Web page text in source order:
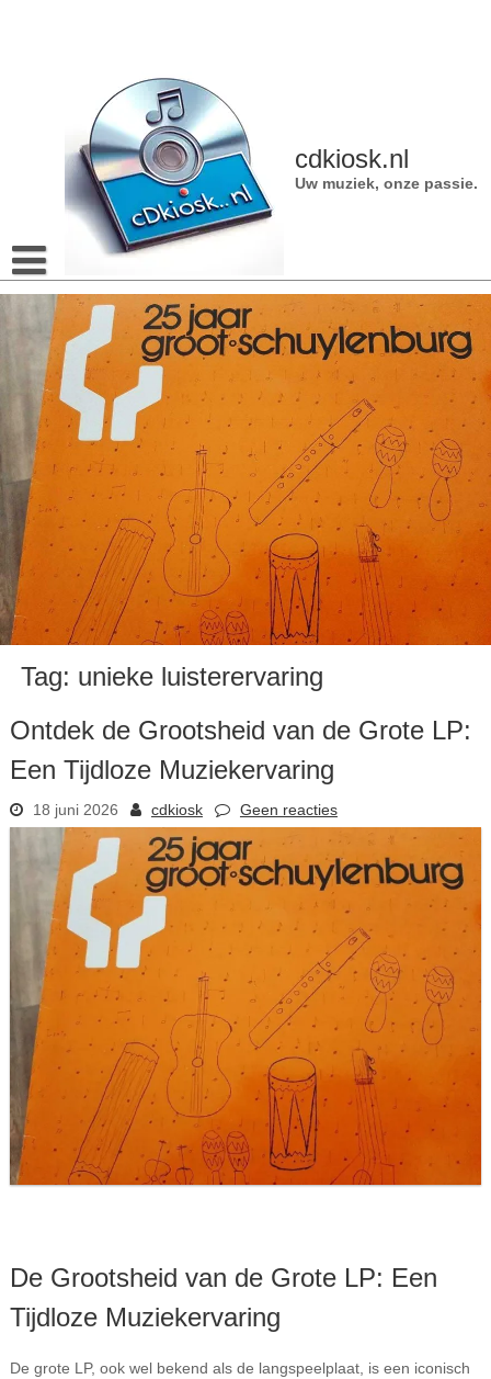
cdkiosk.nl
Uw muziek, onze passie.
Tag: unieke luisterervaring
Ontdek de Grootsheid van de Grote LP:
Een Tijdloze Muziekervaring
18 juni 2026 cdkiosk Geen reacties
De Grootsheid van de Grote LP: Een
Tijdloze Muziekervaring
De grote LP, ook wel bekend als de langspeelplaat, is een iconisch